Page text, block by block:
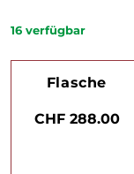
16 verfügbar
Flasche
CHF 288.00